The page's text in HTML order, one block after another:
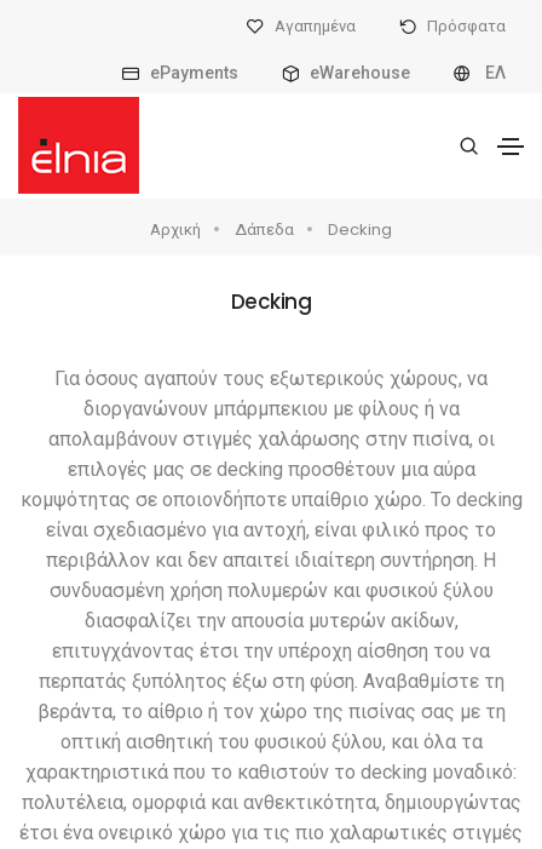
Αγαπημένα Πρόσφατα
ePayments eWarehouse ΕΛ
Αρχική Δάπεδα Decking
Decking
Για όσους αγαπούν τους εξωτερικούς χώρους, να
διοργανώνουν μπάρμπεκιου με φίλους ή να
απολαμβάνουν στιγμές χαλάρωσης στην πισίνα, οι
επιλογές μας σε decking προσθέτουν μια αύρα
κομψότητας σε οποιονδήποτε υπαίθριο χώρο. Το decking
είναι σχεδιασμένο για αντοχή, είναι φιλικό προς το
περιβάλλον και δεν απαιτεί ιδιαίτερη συντήρηση. Η
συνδυασμένη χρήση πολυμερών και φυσικού ξύλου
διασφαλίζει την απουσία μυτερών ακίδων,
επιτυγχάνοντας έτσι την υπέροχη αίσθηση του να
περπατάς ξυπόλητος έξω στη φύση. Αναβαθμίστε τη
βεράντα, το αίθριο ή τον χώρο της πισίνας σας με τη
οπτική αισθητική του φυσικού ξύλου, και όλα τα
χαρακτηριστικά που το καθιστούν το decking μοναδικό:
πολυτέλεια, ομορφιά και ανθεκτικότητα, δημιουργώντας
έτσι ένα ονειρικό χώρο για τις πιο χαλαρωτικές στιγμές